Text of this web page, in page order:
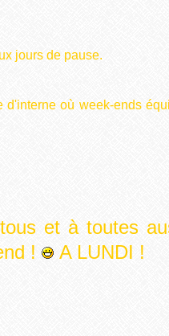
jours de pause.
où week-ends
et à toutes
!
A LUNDI !